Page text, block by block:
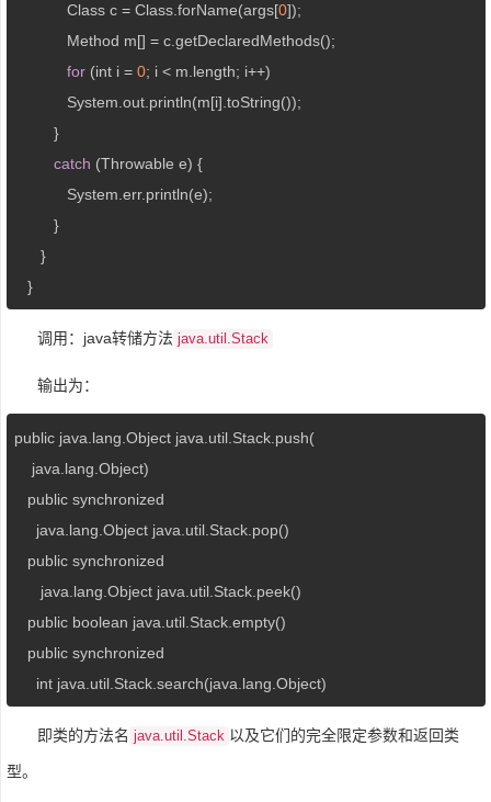
            Class c = Class.forName(args[
0]);
            Method m[] = c.getDeclaredMethods();
for (int i = 0; i < m.length; i++)
            System.out.println(m[i].toString());
         }
catch (Throwable e) {
            System.err.println(e);
         }
      }
   }
调用：java转储方法 java.util.Stack
输出为：
public java.lang.Object java.util.Stack.push(
    java.lang.Object)
   public synchronized
     java.lang.Object java.util.Stack.pop()
   public synchronized
      java.lang.Object java.util.Stack.peek()
   public boolean java.util.Stack.empty()
   public synchronized
     int java.util.Stack.search(java.lang.Object)
即类的方法名 java.util.Stack 以及它们的完全限定参数和返回类
型。